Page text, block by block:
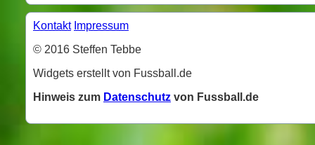
Kontakt Impressum
© 2016 Steffen Tebbe
Widgets erstellt von Fussball.de
Hinweis zum Datenschutz von Fussball.de